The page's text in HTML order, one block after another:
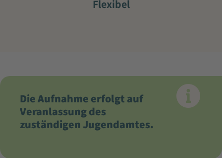
Flexibel
Die Aufnahme erfolgt auf
Veranlassung des
zuständigen Jugendamtes.